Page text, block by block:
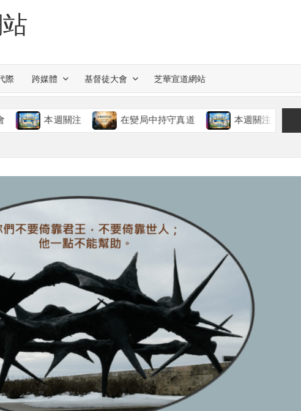
際 跨媒體 基督徒大會 芝華宣道網站
關注 在變局中持守真道 本週關注 慈愛的神